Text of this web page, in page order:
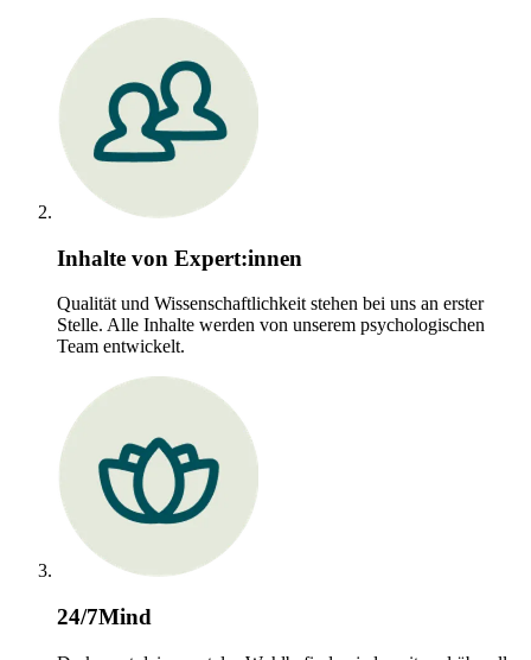
Inhalte von Expert:innen
Qualität und Wissenschaftlichkeit stehen bei uns an erster
Stelle. Alle Inhalte werden von unserem psychologischen
Team entwickelt.
24/7Mind